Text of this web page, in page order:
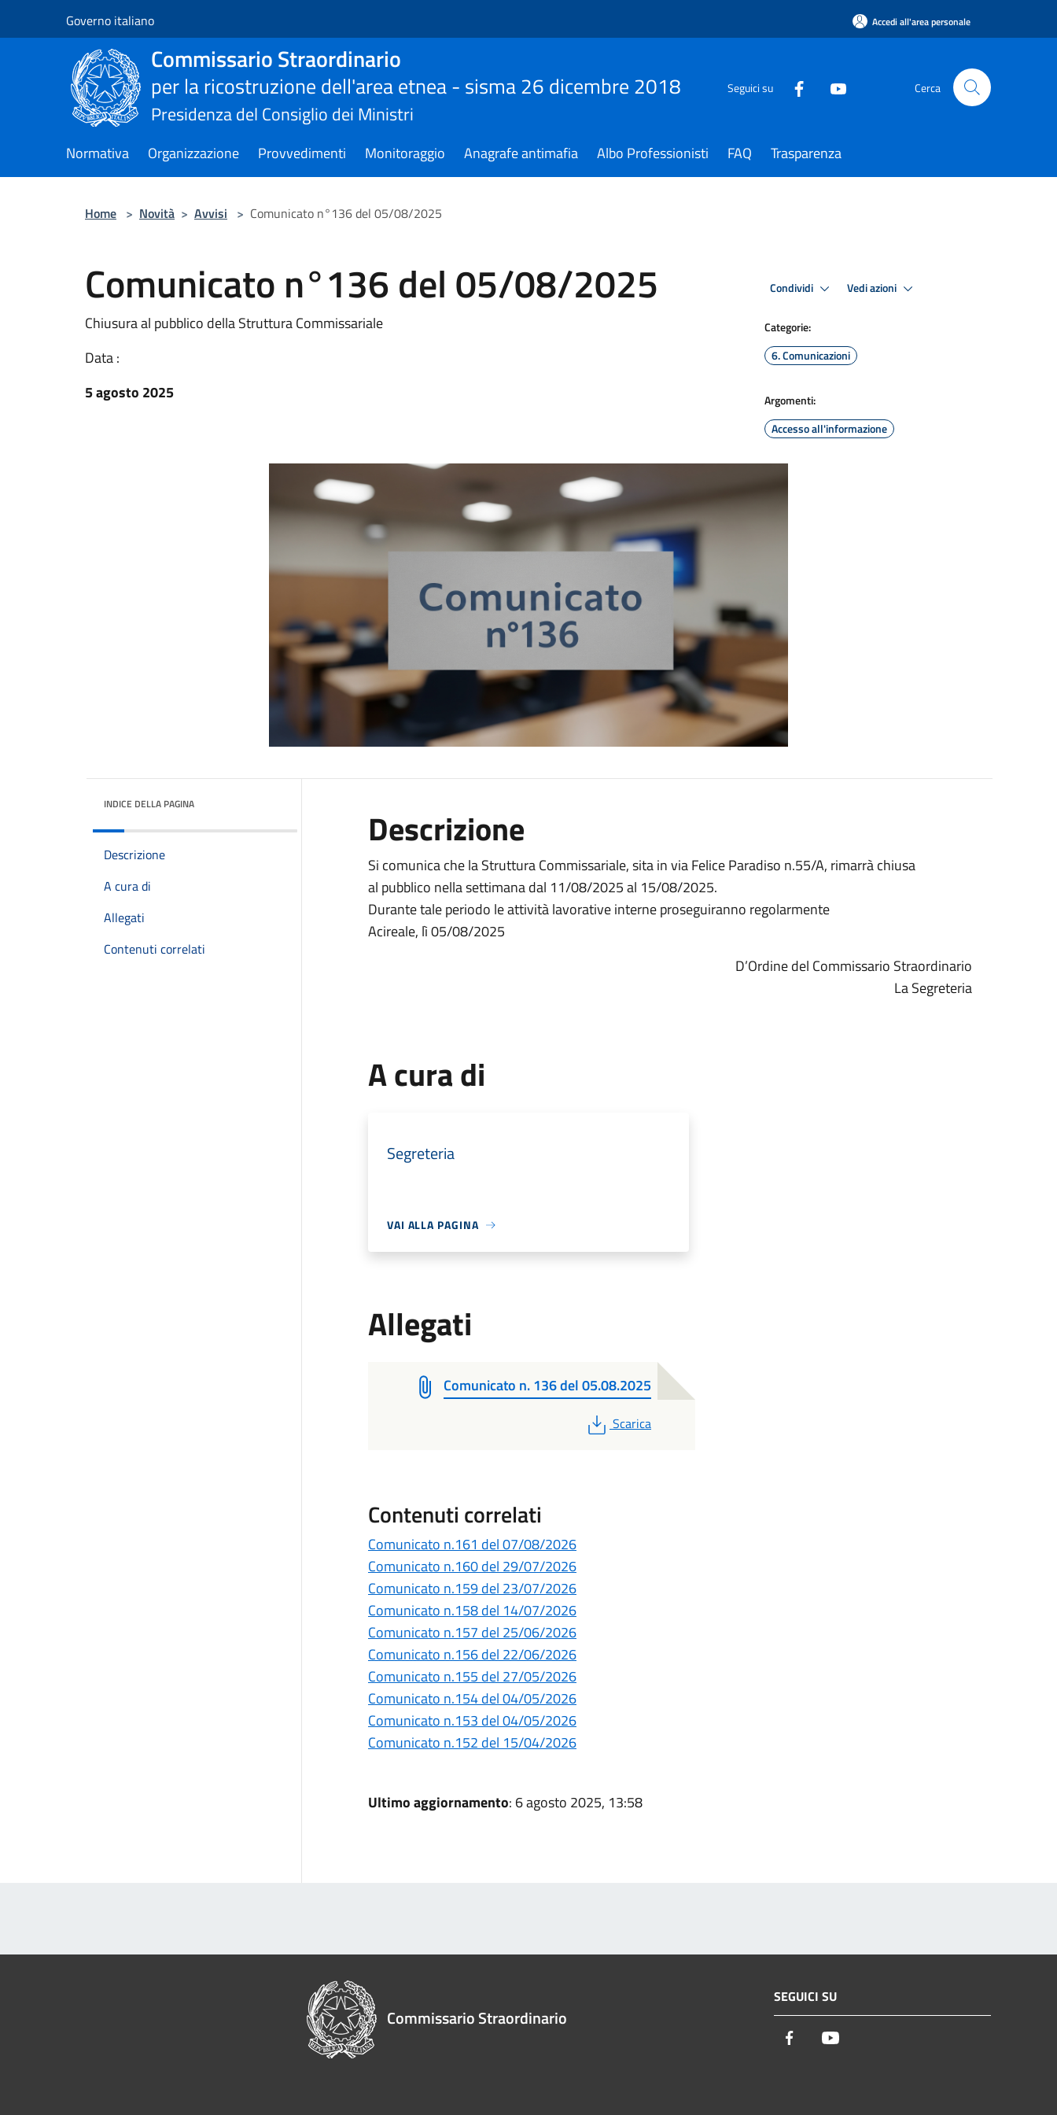
Governo italiano Accedi all'area personale
Commissario Straordinario
per la ricostruzione dell'area etnea - sisma 26 dicembre 2018
Presidenza del Consiglio dei Ministri
Seguici su Cerca
Normativa Organizzazione Provvedimenti Monitoraggio Anagrafe antimafia Albo Professionisti FAQ Trasparenza
Home > Novità > Avvisi > Comunicato n°136 del 05/08/2025
Comunicato n°136 del 05/08/2025
Chiusura al pubblico della Struttura Commissariale
Data :
5 agosto 2025
Condividi Vedi azioni
Categorie:
6. Comunicazioni
Argomenti:
Accesso all'informazione
INDICE DELLA PAGINA
Descrizione
A cura di
Allegati
Contenuti correlati
Descrizione
Si comunica che la Struttura Commissariale, sita in via Felice Paradiso n.55/A, rimarrà chiusa
al pubblico nella settimana dal 11/08/2025 al 15/08/2025.
Durante tale periodo le attività lavorative interne proseguiranno regolarmente
Acireale, lì 05/08/2025
D’Ordine del Commissario Straordinario
La Segreteria
A cura di
Segreteria
VAI ALLA PAGINA
Allegati
Comunicato n. 136 del 05.08.2025
PDF
Scarica
Contenuti correlati
Comunicato n.161 del 07/08/2026
Comunicato n.160 del 29/07/2026
Comunicato n.159 del 23/07/2026
Comunicato n.158 del 14/07/2026
Comunicato n.157 del 25/06/2026
Comunicato n.156 del 22/06/2026
Comunicato n.155 del 27/05/2026
Comunicato n.154 del 04/05/2026
Comunicato n.153 del 04/05/2026
Comunicato n.152 del 15/04/2026
Ultimo aggiornamento: 6 agosto 2025, 13:58
Commissario Straordinario
SEGUICI SU
Facebook